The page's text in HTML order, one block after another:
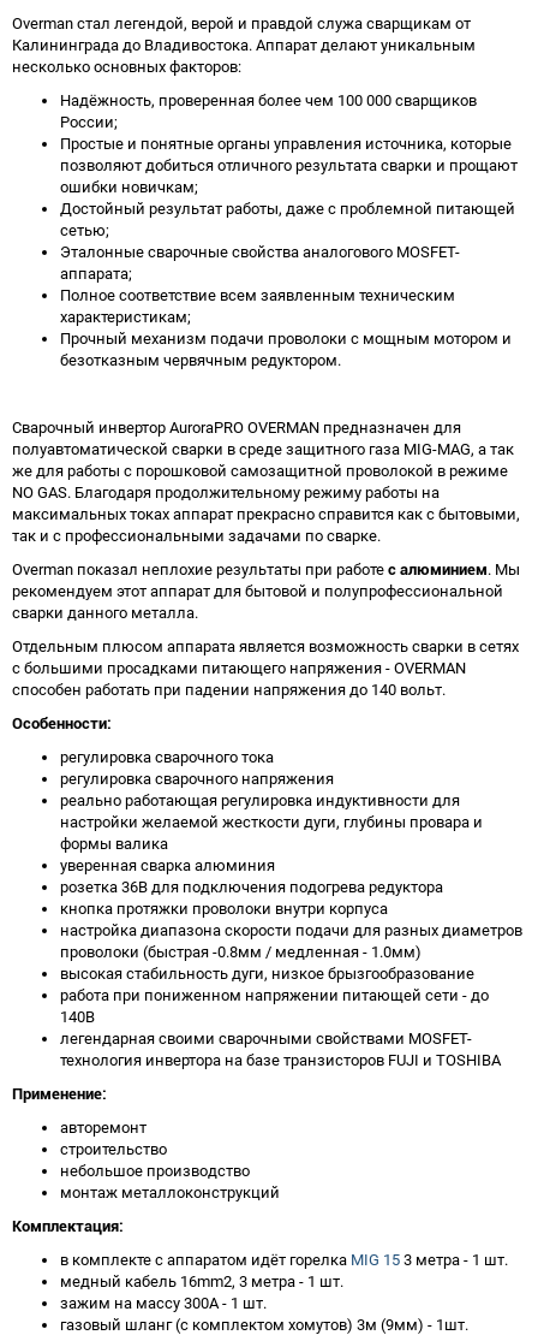
Overman стал легендой, верой и правдой служа сварщикам от
Калининграда до Владивостока. Аппарат делают уникальным
несколько основных факторов:
Надёжность, проверенная более чем 100 000 сварщиков
России;
Простые и понятные органы управления источника, которые
позволяют добиться отличного результата сварки и прощают
ошибки новичкам;
Достойный результат работы, даже с проблемной питающей
сетью;
Эталонные сварочные свойства аналогового MOSFET-
аппарата;
Полное соответствие всем заявленным техническим
характеристикам;
Прочный механизм подачи проволоки с мощным мотором и
безотказным червячным редуктором.
Cварочный инвертор AuroraPRO OVERMAN предназначен для
полуавтоматической сварки в среде защитного газа MIG-MAG, а так
же для работы с порошковой самозащитной проволокой в режиме
NO GAS. Благодаря продолжительному режиму работы на
максимальных токах аппарат прекрасно справится как с бытовыми,
так и с профессиональными задачами по сварке.
Overman показал неплохие результаты при работе с алюминием. Мы
рекомендуем этот аппарат для бытовой и полупрофессиональной
сварки данного металла.
Отдельным плюсом аппарата является возможность сварки в сетях
с большими просадками питающего напряжения - OVERMAN
способен работать при падении напряжения до 140 вольт.
Особенности:
регулировка сварочного тока
регулировка сварочного напряжения
реально работающая регулировка индуктивности для
настройки желаемой жесткости дуги, глубины провара и
формы валика
уверенная сварка алюминия
розетка 36В для подключения подогрева редуктора
кнопка протяжки проволоки внутри корпуса
настройка диапазона скорости подачи для разных диаметров
проволоки (быстрая -0.8мм / медленная - 1.0мм)
высокая стабильность дуги, низкое брызгообразование
работа при пониженном напряжении питающей сети - до
140В
легендарная своими сварочными свойствами MOSFET-
технология инвертора на базе транзисторов FUJI и TOSHIBA
Применение:
авторемонт
строительство
небольшое производство
монтаж металлоконструкций
Комплектация:
в комплекте с аппаратом идёт горелка MIG 15 3 метра - 1 шт.
медный кабель 16mm2, 3 метра - 1 шт.
зажим на массу 300А - 1 шт.
газовый шланг (с комплектом хомутов) 3м (9мм) - 1шт.